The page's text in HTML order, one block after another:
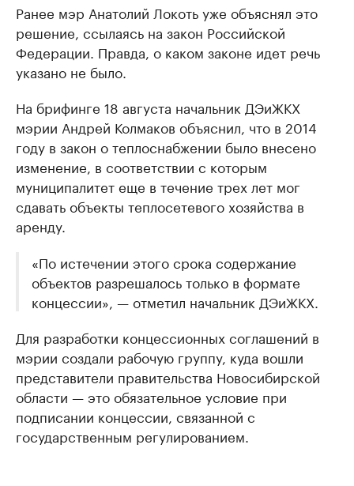
Ранее мэр Анатолий Локоть уже объяснял это
решение, ссылаясь на закон Российской
Федерации. Правда, о каком законе идет речь
указано не было.
На брифинге 18 августа начальник ДЭиЖКХ
мэрии Андрей Колмаков объяснил, что в 2014
году в закон о теплоснабжении было внесено
изменение, в соответствии с которым
муниципалитет еще в течение трех лет мог
сдавать объекты теплосетевого хозяйства в
аренду.
«По истечении этого срока содержание
объектов разрешалось только в формате
концессии», — отметил начальник ДЭиЖКХ.
Для разработки концессионных соглашений в
мэрии создали рабочую группу, куда вошли
представители правительства Новосибирской
области — это обязательное условие при
подписании концессии, связанной с
государственным регулированием.